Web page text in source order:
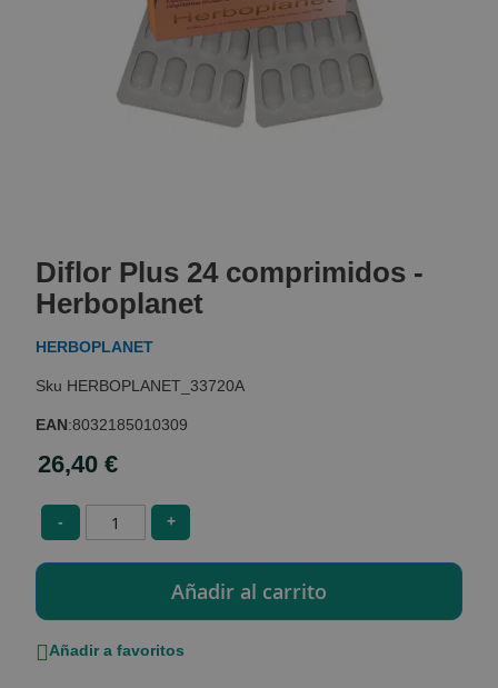
the
beginning
of
the
gallery
Diflor Plus 24 comprimidos -
Herboplanet
HERBOPLANET
HERBOPLANET_33720A
EAN:8032185010309
26,40 €
- +
Añadir a favoritos